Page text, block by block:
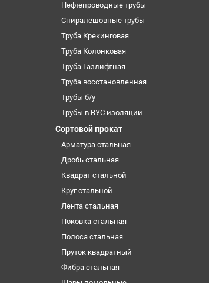
Нефтепроводные трубы
Спиралешовные трубы
Труба Крекинговая
Труба Колонковая
Труба Газлифтная
Труба восстановленная
Трубы б/у
Трубы в ВУС изоляции
Сортовой прокат
Арматура стальная
Дробь стальная
Квадрат стальной
Круг стальной
Лента стальная
Поковка стальная
Полоса стальная
Пруток квадратный
Фибра стальная